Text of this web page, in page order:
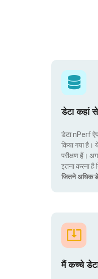
डेटा कहां
डेटा nPerf ऐप
किया गया है।
परीक्षण हैं।
इतना करना है
जितने अधिक
मैं कच्चे